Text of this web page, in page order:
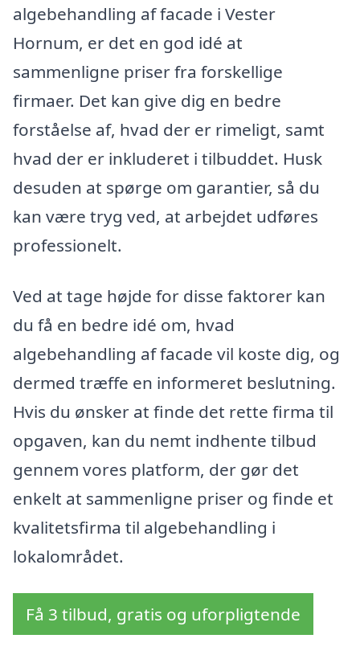
algebehandling af facade i Vester
Hornum, er det en god idé at
sammenligne priser fra forskellige
firmaer. Det kan give dig en bedre
forståelse af, hvad der er rimeligt, samt
hvad der er inkluderet i tilbuddet. Husk
desuden at spørge om garantier, så du
kan være tryg ved, at arbejdet udføres
professionelt.
Ved at tage højde for disse faktorer kan
du få en bedre idé om, hvad
algebehandling af facade vil koste dig, og
dermed træffe en informeret beslutning.
Hvis du ønsker at finde det rette firma til
opgaven, kan du nemt indhente tilbud
gennem vores platform, der gør det
enkelt at sammenligne priser og finde et
kvalitetsfirma til algebehandling i
lokalområdet.
Få 3 tilbud, gratis og uforpligtende